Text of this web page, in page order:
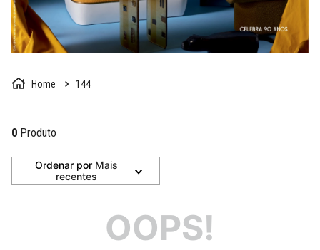
144
0 Produto
Ordenar por Mais
recentes
OOPS!